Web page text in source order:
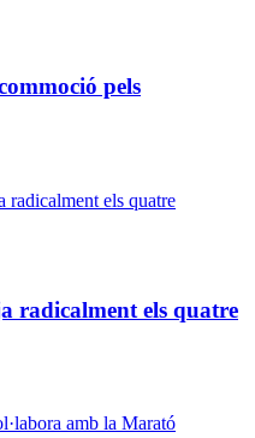
pels
radicalment els quatre